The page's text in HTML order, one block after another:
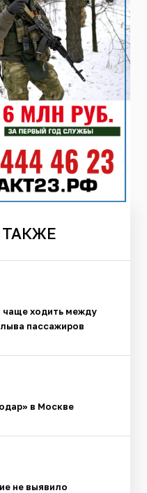
ТАКЖЕ
чаще ходить между
пассажиров
в Москве
не выявило